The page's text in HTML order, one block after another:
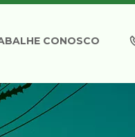
CONOSCO